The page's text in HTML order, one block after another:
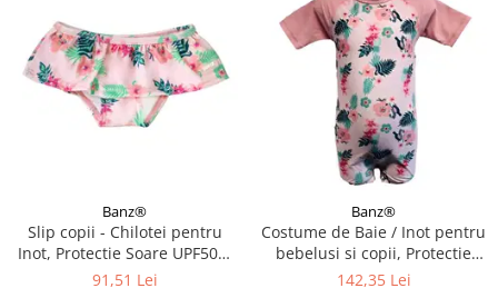
Banz®
Slip copii - Chilotei pentru
Inot, Protectie Soare UPF50+,
Floral Pink, Diverse marimi
91,51 Lei
Banz®
Costume de Baie / Inot pentru
bebelusi si copii, Protectie
Soare UPF50+, Floral Pink,
142,35 Lei